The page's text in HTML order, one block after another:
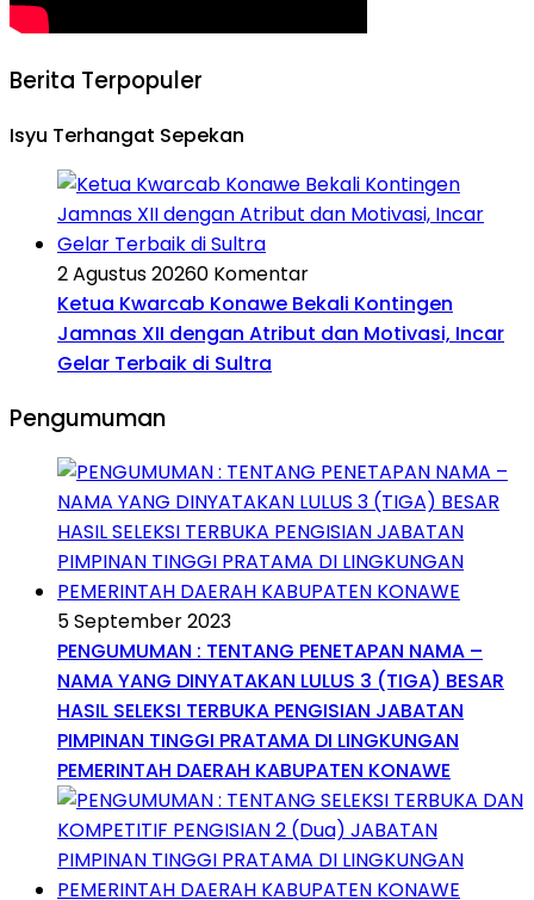
Berita Terpopuler
Isyu Terhangat Sepekan
2 Agustus 20260 Komentar
Ketua Kwarcab Konawe Bekali Kontingen
Jamnas XII dengan Atribut dan Motivasi, Incar
Gelar Terbaik di Sultra
Pengumuman
5 September 2023
PENGUMUMAN : TENTANG PENETAPAN NAMA –
NAMA YANG DINYATAKAN LULUS 3 (TIGA) BESAR
HASIL SELEKSI TERBUKA PENGISIAN JABATAN
PIMPINAN TINGGI PRATAMA DI LINGKUNGAN
PEMERINTAH DAERAH KABUPATEN KONAWE